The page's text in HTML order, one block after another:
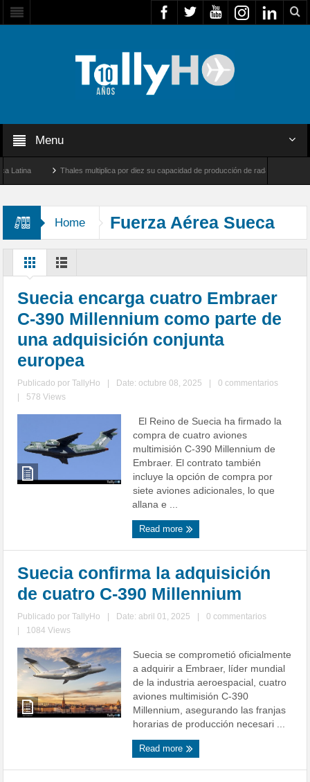
Menu
Thales multiplica por diez su capacidad de producción de radares en Brasil
Home Fuerza Aérea Sueca
Suecia encarga cuatro Embraer
C-390 Millennium como parte de
una adquisición conjunta
europea
Publicado porTallyHo Date: octubre 08, 2025
0 commentarios
578 Views
El Reino de Suecia ha firmado la
compra de cuatro aviones
multimisión C-390 Millennium de
Embraer. El contrato también
incluye la opción de compra por
siete aviones adicionales, lo que
allana e ...
Read more
Suecia confirma la adquisición
de cuatro C-390 Millennium
Publicado porTallyHo Date: abril 01, 2025
0 commentarios
1084 Views
Suecia se comprometió oficialmente
a adquirir a Embraer, líder mundial
de la industria aeroespacial, cuatro
aviones multimisión C-390
Millennium, asegurando las franjas
horarias de producción necesari ...
Read more